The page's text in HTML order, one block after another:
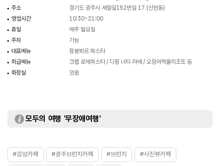
주소
경기도 광주시 새말길152번길 17 (신현동)
영업시간
10:30~21:00
휴일
매주 월요일
주차
가능
대표메뉴
잠봉뵈르 파스타
취급메뉴
크랩 로제파스타 / 디핑 너티 라떼 / 오징어먹물리조또 등
화장실
있음
모두의 여행 '무장애여행'
#감성카페 #광주브런치카페 #브런치 #사진뷰카페